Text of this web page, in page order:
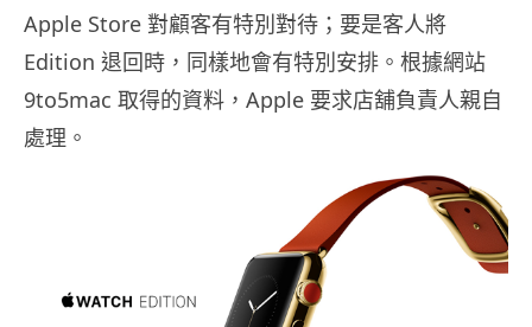
Apple Store 對顧客有特別對待；要是客人將
Edition 退回時，同樣地會有特別安排。根據網站
9to5mac 取得的資料，Apple 要求店舖負責人親自
處理。